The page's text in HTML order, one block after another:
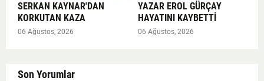
SERKAN KAYNAR'DAN
KORKUTAN KAZA
06 Ağustos, 2026
YAZAR EROL GÜRÇAY
HAYATINI KAYBETTİ
06 Ağustos, 2026
Son Yorumlar